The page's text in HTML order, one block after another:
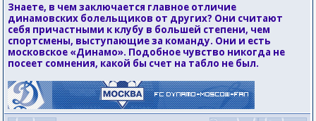
Знаете, в чем заключается главное отличие
динамовских болельщиков от других? Они считают
себя причастными к клубу в большей степени, чем
спортсмены, выступающие за команду. Они и есть
московское «Динамо». Подобное чувство никогда не
посеет сомнения, какой бы счет на табло не был.